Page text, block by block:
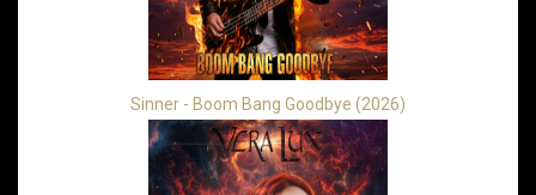
Sinner - Boom Bang Goodbye (2026)